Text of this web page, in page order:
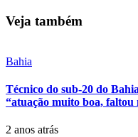
Veja também
Bahia
Técnico do sub-20 do
“atuação muito boa, faltou
2 anos atrás